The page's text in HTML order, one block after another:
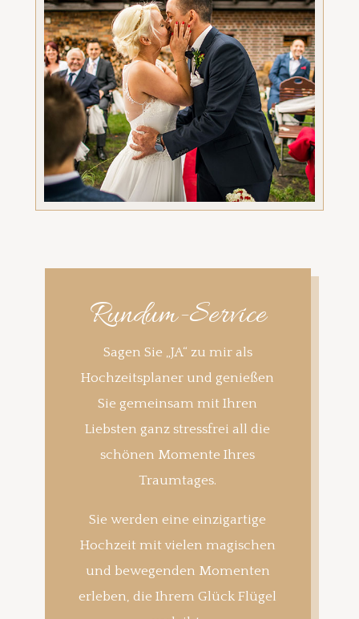
Rundum-Service
Sagen Sie „JA“ zu mir als
Hochzeitsplaner und genießen
Sie gemeinsam mit Ihren
Liebsten ganz stressfrei all die
schönen Momente Ihres
Traumtages.
Sie werden eine einzigartige
Hochzeit mit vielen magischen
und bewegenden Momenten
erleben, die Ihrem Glück Flügel